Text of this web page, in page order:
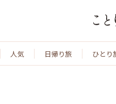
人気 日帰り旅 ひとり